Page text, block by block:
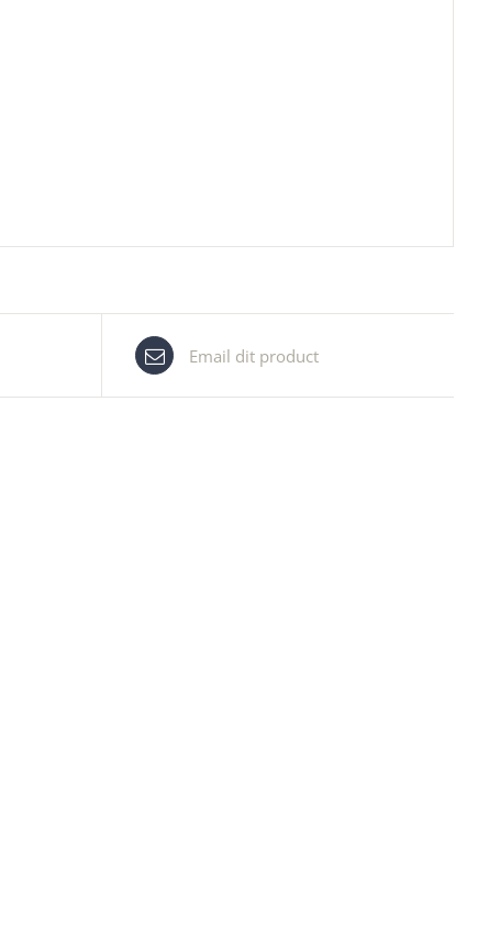
Email dit product